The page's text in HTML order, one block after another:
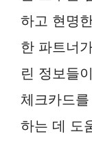
하고 현명
한 파트너
린 정보들
체크카드
하는 데 도